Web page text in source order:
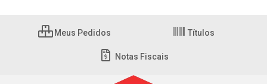
Meus Pedidos Títulos
Notas Fiscais